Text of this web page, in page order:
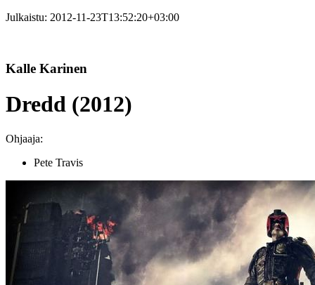
Julkaistu: 2012-11-23T13:52:20+03:00
Kalle Karinen
Dredd (2012)
Ohjaaja:
Pete Travis